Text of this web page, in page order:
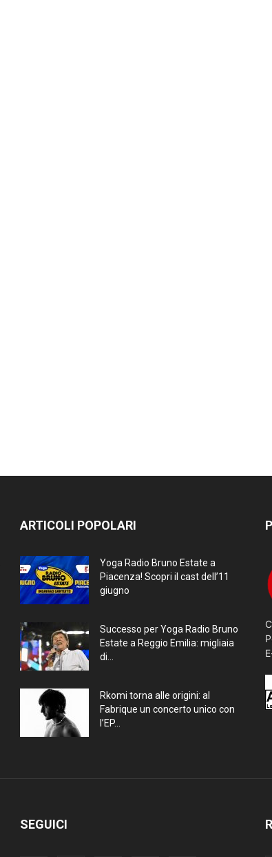
ARTICOLI POPOLARI
Yoga Radio Bruno Estate a
Piacenza! Scopri il cast dell’11
giugno
Successo per Yoga Radio Bruno
Estate a Reggio Emilia: migliaia
di...
Rkomi torna alle origini: al
Fabrique un concerto unico con
l’EP...
SEGUICI